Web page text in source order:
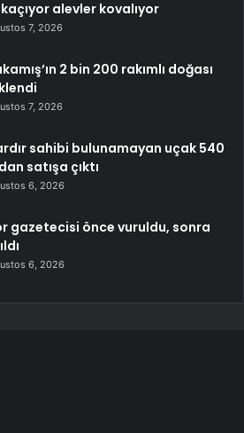
alevler kovalıyor
7, 2026
2 bin 200 rakımlı doğası
7, 2026
sahibi bulunamayan uçak 540
satışa çıktı
6, 2026
gazetecisi önce vuruldu, sonra
6, 2026